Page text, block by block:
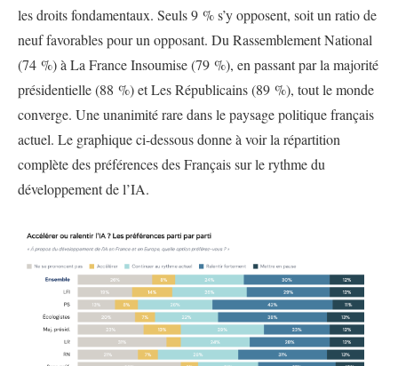
les droits fondamentaux. Seuls 9 % s’y opposent, soit un ratio de
neuf favorables pour un opposant. Du Rassemblement National
(74 %) à La France Insoumise (79 %), en passant par la majorité
présidentielle (88 %) et Les Républicains (89 %), tout le monde
converge. Une unanimité rare dans le paysage politique français
actuel. Le graphique ci-dessous donne à voir la répartition
complète des préférences des Français sur le rythme du
développement de l’IA.